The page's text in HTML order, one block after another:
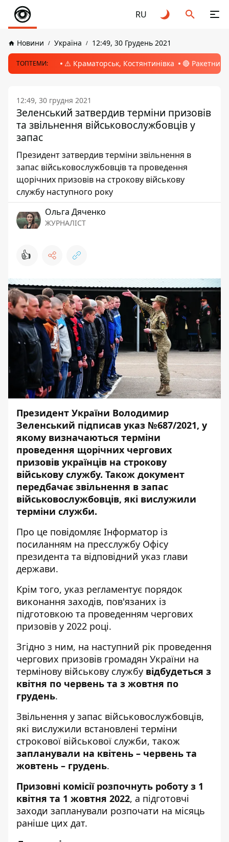
RU
Новини Україна 12:49, 30 Грудень 2021
ТОПТЕМИ: ⚠️ Краматорськ, Костянтинівка 🔴 Ракетний
12:49, 30 грудня 2021
Зеленський затвердив терміни призовів
та звільнення військовослужбовців у
запас
Президент затвердив терміни звільнення в
запас військовослужбовців та проведення
щорічних призовів на строкову військову
службу наступного року
Ольга Дяченко
ЖУРНАЛІСТ
👍
Президент України Володимир
Зеленський підписав указ №687/2021, у
якому визначаються терміни
проведення щорічних чергових
призовів українців на строкову
військову службу. Також документ
передбачає звільнення в запас
військовослужбовців, які вислужили
терміни служби.
Про це повідомляє Інформатор із
посиланням на пресслужбу Офісу
президента та відповідний указ глави
держави.
Крім того, указ регламентує порядок
виконання заходів, пов'язаних із
підготовкою та проведенням чергових
призовів у 2022 році.
Згідно з ним, на наступний рік проведення
чергових призовів громадян України на
термінову військову службу відбудеться з
квітня по червень та з жовтня по
грудень.
Звільнення у запас військовослужбовців,
які вислужили встановлені терміни
строкової військової служби, також
запланували на квітень – червень та
жовтень – грудень.
Призовні комісії розпочнуть роботу з 1
квітня та 1 жовтня 2022, а підготовчі
заходи запланували розпочати на місяць
раніше цих дат.